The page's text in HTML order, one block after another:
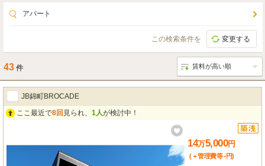
アパート
この検索条件を 変更する
43 件
JB錦町BROCADE
ここ最近で8回 見られ、 1人が検討中！
14万5,000円
(＋管理費等-円)